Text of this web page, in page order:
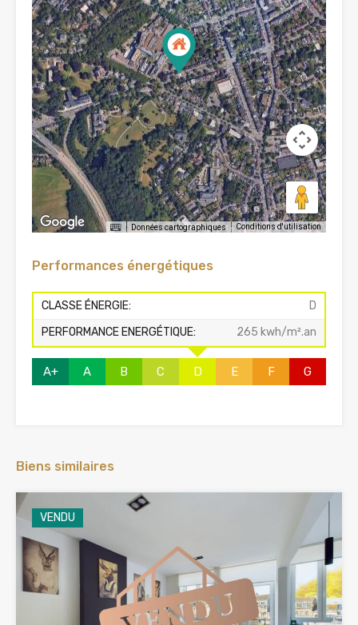
Données cartographiques Conditions d'utilisation
Performances énergétiques
CLASSE ÉNERGIE:
D
PERFORMANCE ENERGÉTIQUE:
265 kwh/m².an
A+ A B C D E F G
Biens similaires
VENDU